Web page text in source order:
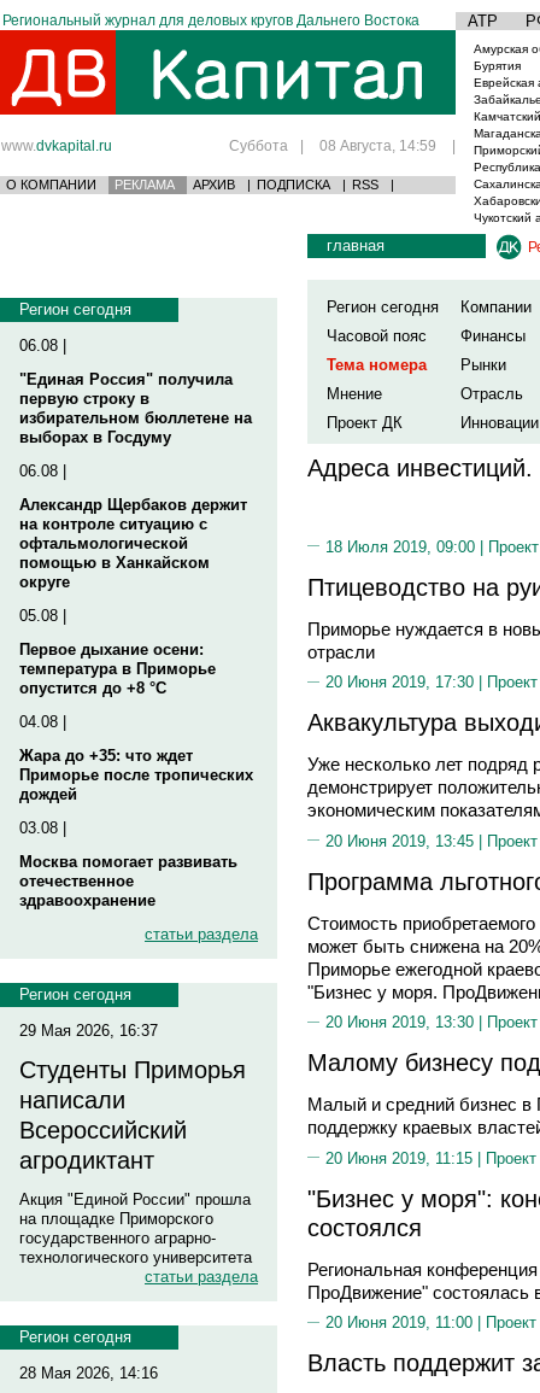
Региональный журнал для деловых кругов Дальнего Востока АТР
www.dvkapital.ru Суббота | 08 Августа, 14:59 |
О КОМПАНИИ РЕКЛАМА АРХИВ | ПОДПИСКА | RSS |
Амурская
Бурятия
Еврейская
Чукотский
Регион сегодня
06.08 |
"Единая Россия" получила
первую строку в
избирательном бюллетене на
выборах в Госдуму
06.08 |
Александр Щербаков держит
на контроле ситуацию с
офтальмологической
помощью в Ханкайском
округе
05.08 |
Первое дыхание осени:
температура в Приморье
опустится до +8 °C
04.08 |
Жара до +35: что ждет
Приморье после тропических
дождей
03.08 |
Москва помогает развивать
отечественное
здравоохранение
статьи раздела
Регион сегодня
29 Мая 2026, 16:37
Студенты Приморья
написали
Всероссийский
агродиктант
Акция "Единой России" прошла
на площадке Приморского
государственного аграрно-
технологического университета
статьи раздела
Регион сегодня
28 Мая 2026, 14:16
главная
Регион сегодня
Компании
Часовой пояс
Финансы
Тема номера
Рынки
Мнение
Отрасль
Проект ДК
Инновации
Адреса
18 Июля 2019, 09:00 |
Птицеводство на
Приморье нуждается в
отрасли
20 Июня 2019, 17:30 |
Аквакультура
Уже несколько лет
демонстрирует
экономическим
20 Июня 2019, 13:45 |
Программа
Стоимость
может быть снижена на
Приморье ежегодной
"Бизнес у моря.
20 Июня 2019, 13:30 |
Малому бизнесу
Малый и средний бизнес в
поддержку краевых
20 Июня 2019, 11:15 |
"Бизнес у моря":
состоялся
Региональная
ПроДвижение" состоялась
20 Июня 2019, 11:00 |
Власть поддержит